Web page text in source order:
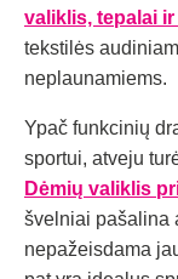
valiklis, tepalai
tekstilės
neplaunamiems.
Ypač funkcinių
sportui, atveju
Dėmių valiklis
švelniai pašalina
nepažeisdama